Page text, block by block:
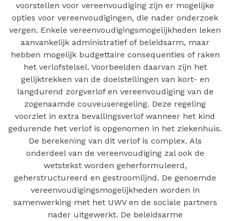
voorstellen voor vereenvoudiging zijn er mogelijke
opties voor vereenvoudigingen, die nader onderzoek
vergen. Enkele vereenvoudigingsmogelijkheden leken
aanvankelijk administratief of beleidsarm, maar
hebben mogelijk budgettaire consequenties of raken
het verlofstelsel. Voorbeelden daarvan zijn het
gelijktrekken van de doelstellingen van kort- en
langdurend zorgverlof en vereenvoudiging van de
zogenaamde couveuseregeling. Deze regeling
voorziet in extra bevallingsverlof wanneer het kind
gedurende het verlof is opgenomen in het ziekenhuis.
De berekening van dit verlof is complex. Als
onderdeel van de vereenvoudiging zal ook de
wetstekst worden geherformuleerd,
geherstructureerd en gestroomlijnd. De genoemde
vereenvoudigingsmogelijkheden worden in
samenwerking met het UWV en de sociale partners
nader uitgewerkt. De beleidsarme